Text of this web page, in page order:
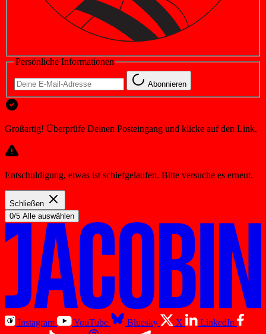
Persönliche Informationen
Abonnieren
Großartig! Überprüfe Deinen Posteingang und klicke auf den Link.
Entschuldigung, etwas ist schiefgelaufen. Bitte versuche es erneut.
Schließen
0/5 Alle auswählen
Instagram YouTube Bluesky X
LinkedIn